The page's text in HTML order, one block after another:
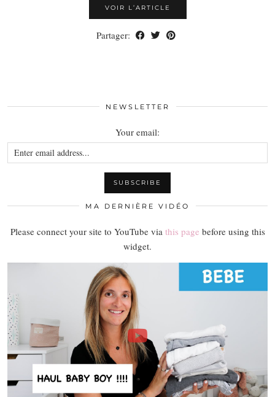
VOIR L’ARTICLE
Partager:
NEWSLETTER
Your email:
MA DERNIÈRE VIDÉO
Please connect your site to YouTube via this page before using this
widget.